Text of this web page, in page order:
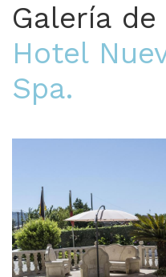
Galería
Hotel
Spa.